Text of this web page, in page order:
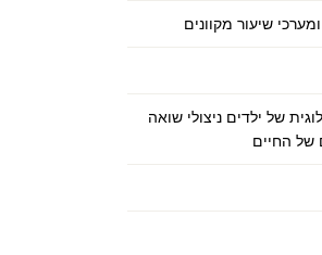
שיעור מקוונים
של ילדים ניצולי שואה
של החיים